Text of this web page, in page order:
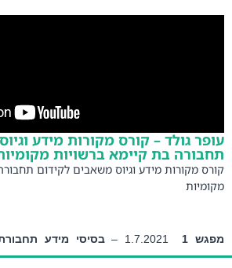
של תחבורה שיתופית
גולד – קורס מקורות מידע וגיוס
בת קיימא ברשויות מקומיות
מקורות מידע וגיוס משאבים לקידום תחבורה בת
1
1.7.2021 –
בסיסי מידע
המקומיות